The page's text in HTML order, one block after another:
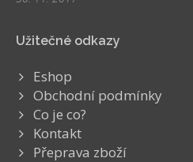
Užitečné odkazy
Eshop
Obchodní podmínky
Co je co?
Kontakt
Přeprava zboží